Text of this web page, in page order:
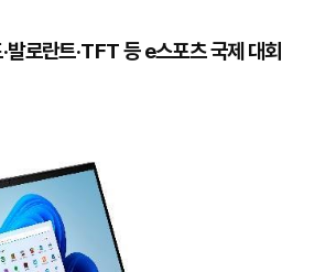
발로란트·TFT 등 e스포츠 국제 대회